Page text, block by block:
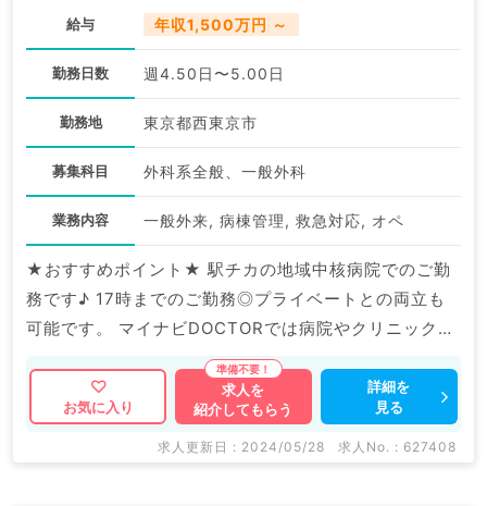
給与 年収1,500万円 ～
勤務日数 週4.50日〜5.00日
勤務地 東京都西東京市
募集科目 外科系全般、一般外科
業務内容 一般外来, 病棟管理, 救急対応, オペ
★おすすめポイント★ 駅チカの地域中核病院でのご勤
務です♪ 17時までのご勤務◎プライベートとの両立も
可能です。 マイナビDOCTORでは病院やクリニックな
どの医療機関求人はもちろんのこと、 掲載情報以外に
も産業医等の企業系求人も多数扱っています。 求人内
容の詳細等はお気軽にお問合せ下さい。
お気に入り
求人を
紹介してもらう
詳細を
見る
求人更新日 : 2024/05/28 求人No. : 627408